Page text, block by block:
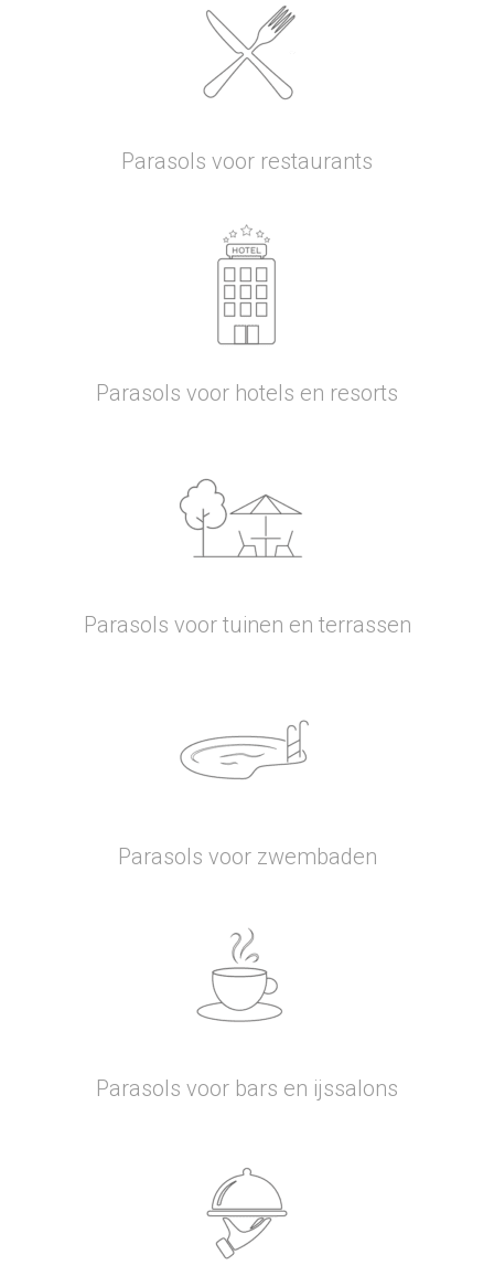
Parasols voor restaurants
Parasols voor hotels en resorts
Parasols voor tuinen en terrassen
Parasols voor zwembaden
Parasols voor bars en ijssalons